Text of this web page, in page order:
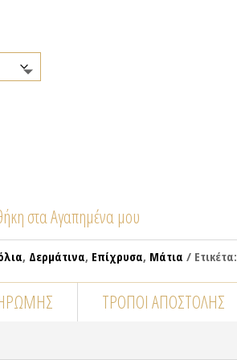
στα Αγαπημένα μου
, Δερμάτινα, Επίχρυσα, Μάτια Ετικέτα:
ΤΡΌΠΟΙ ΑΠΟΣΤΟΛΉΣ